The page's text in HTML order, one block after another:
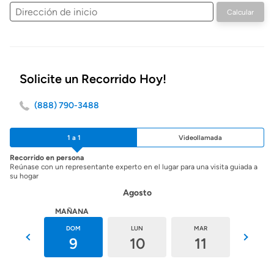
Dirección
de
Calcular
Solicite un Recorrido Hoy!
(888) 790-3488
1 a 1 Videollamada
Recorrido en persona
Reúnase con un representante experto en el lugar para una visita guiada a
su hogar
Agosto
MAÑANA
DOM
9
LUN
10
MAR
11